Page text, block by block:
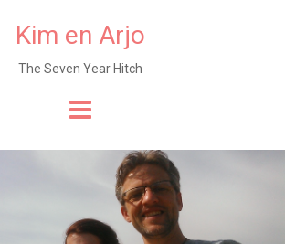
Kim en Arjo
The Seven Year Hitch